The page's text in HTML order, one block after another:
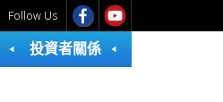
Follow Us
投資者關係